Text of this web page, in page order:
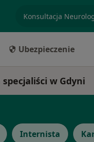
Ubezpieczenie
w Gdyni
Internista